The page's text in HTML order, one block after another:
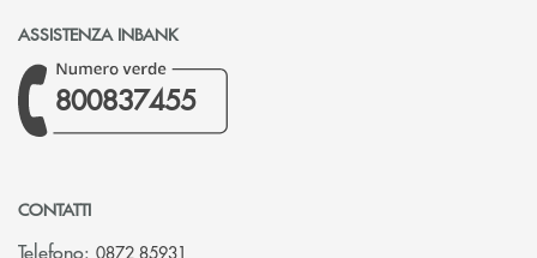
ASSISTENZA INBANK
800837455
CONTATTI
Telefono: 0872 85931